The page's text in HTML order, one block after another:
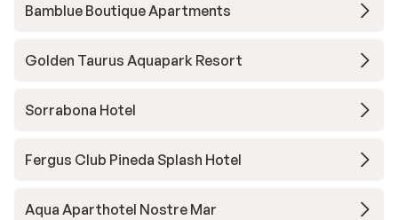
Bamblue Boutique Apartments
Golden Taurus Aquapark Resort
Sorrabona Hotel
Fergus Club Pineda Splash Hotel
Aqua Aparthotel Nostre Mar